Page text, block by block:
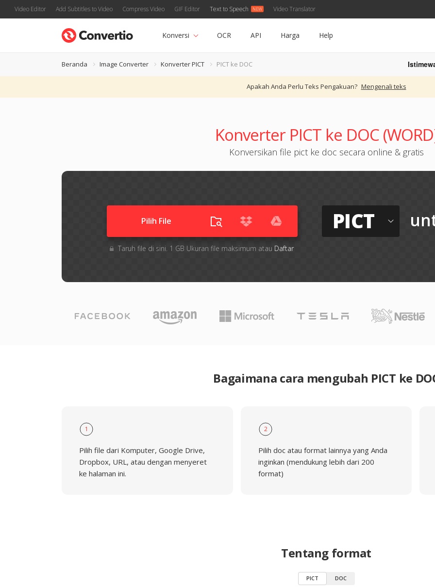
Video Editor Add Subtitles to Video Compress Video GIF Editor Text to Speech Video Translator
Konversi OCR API Harga Help
Beranda Image Converter Konverter PICT PICT ke DOC
Apakah Anda Perlu Teks Pengakuan? Mengenali teks
Konverter PICT ke DOC
Konversikan file pict ke doc secara online & gratis
Pilih File
Taruh file di sini. 1 GB Ukuran file maksimum atau Daftar
PICT
Bagaimana cara mengubah PICT ke
1
Pilih file dari Komputer, Google Drive,
Dropbox, URL, atau dengan menyeret
ke halaman ini.
2
Pilih doc atau format lainnya yang Anda
inginkan (mendukung lebih dari 200
format)
Tentang format
PICT DOC